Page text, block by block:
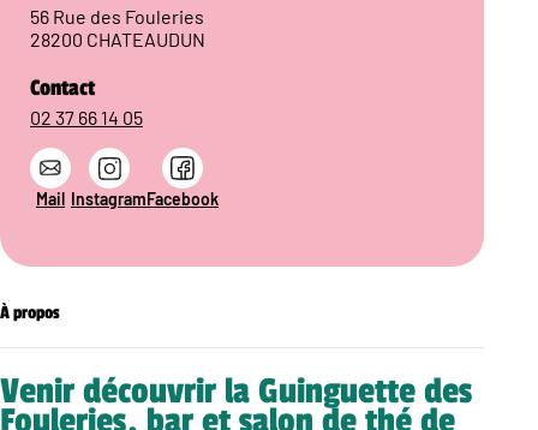
56 Rue des Fouleries
28200 CHATEAUDUN
Contact
02 37 66 14 05
Mail InstagramFacebook
À propos
Venir découvrir la Guinguette des